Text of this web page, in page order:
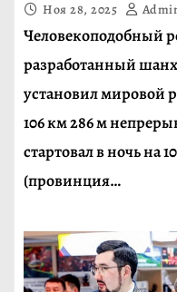
Ноя 28, 2025
Человекоподобный
разработанный
установил мировой
106 км 286 м
стартовал в ночь на
(провинция…